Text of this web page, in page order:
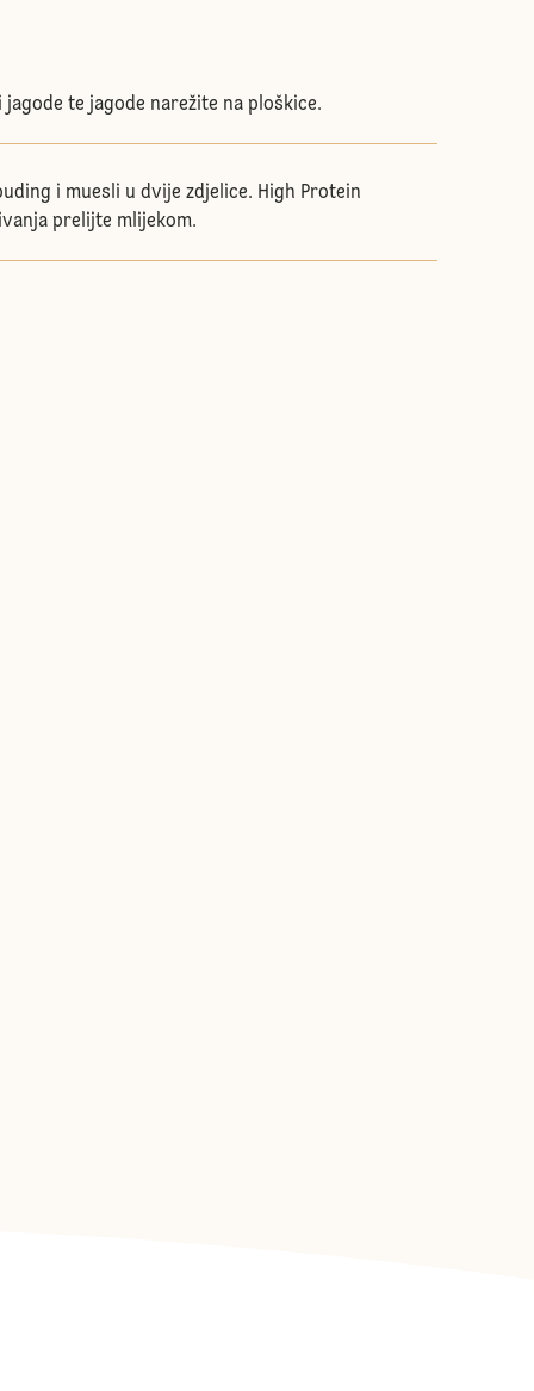
te jagode narežite na ploškice.
i muesli u dvije zdjelice. High Protein
prelijte mlijekom.